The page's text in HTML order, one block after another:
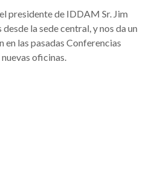
presidente de IDDAM Sr. Jim
la sede central, y nos da un
en las pasadas Conferencias
oficinas.